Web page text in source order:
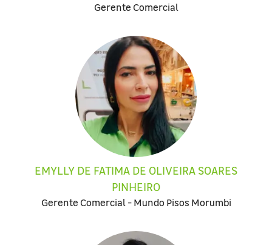
Gerente Comercial
EMYLLY DE FATIMA DE OLIVEIRA SOARES
PINHEIRO
Gerente Comercial - Mundo Pisos Morumbi